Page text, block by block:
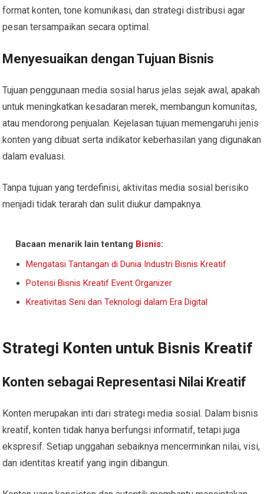
format konten, tone komunikasi, dan strategi distribusi agar
pesan tersampaikan secara optimal.
Menyesuaikan dengan Tujuan Bisnis
Tujuan penggunaan media sosial harus jelas sejak awal, apakah
untuk meningkatkan kesadaran merek, membangun komunitas,
atau mendorong penjualan. Kejelasan tujuan memengaruhi jenis
konten yang dibuat serta indikator keberhasilan yang digunakan
dalam evaluasi.
Tanpa tujuan yang terdefinisi, aktivitas media sosial berisiko
menjadi tidak terarah dan sulit diukur dampaknya.
Bacaan menarik lain tentang Bisnis:
Mengatasi Tantangan di Dunia Industri Bisnis Kreatif
Potensi Bisnis Kreatif Event Organizer
Kreativitas Seni dan Teknologi dalam Era Digital
Strategi Konten untuk Bisnis Kreatif
Konten sebagai Representasi Nilai Kreatif
Konten merupakan inti dari strategi media sosial. Dalam bisnis
kreatif, konten tidak hanya berfungsi informatif, tetapi juga
ekspresif. Setiap unggahan sebaiknya mencerminkan nilai, visi,
dan identitas kreatif yang ingin dibangun.